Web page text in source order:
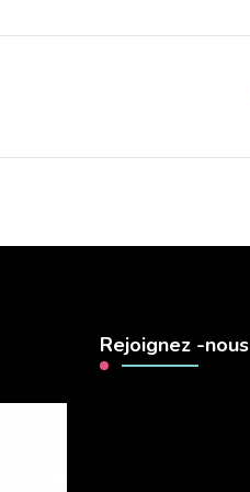
Rejoignez -nous